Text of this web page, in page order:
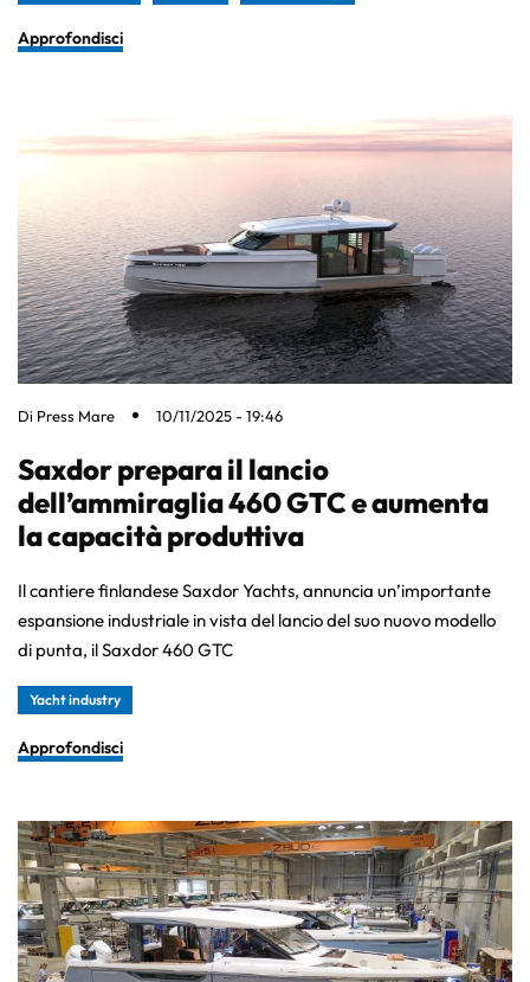
Approfondisci
Di Press Mare 10/11/2025 - 19:46
Saxdor prepara il lancio
dell’ammiraglia 460 GTC e aumenta
la capacità produttiva
Il cantiere finlandese Saxdor Yachts, annuncia un’importante
espansione industriale in vista del lancio del suo nuovo modello
di punta, il Saxdor 460 GTC
Yacht industry
Approfondisci